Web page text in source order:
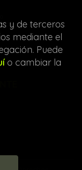
y de terceros
mediante el
Puede
o cambiar la